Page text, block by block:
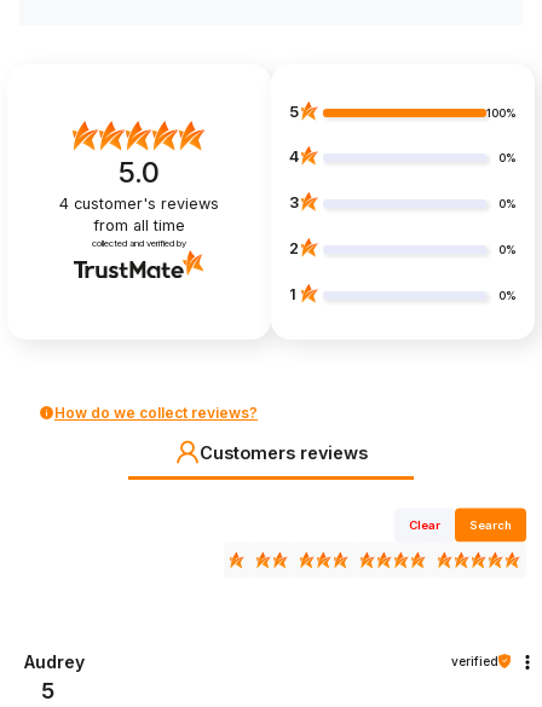
5.0
4customer's reviews
from all time
collected and verified by
5 100%
4 0%
3 0%
2 0%
1 0%
How do we collect reviews?
Customers reviews
Clear Search
Audrey verified
5